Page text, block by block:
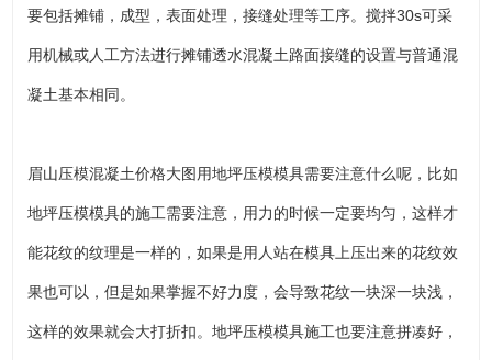
要包括摊铺，成型，表面处理，接缝处理等工序。搅拌30s可采
用机械或人工方法进行摊铺透水混凝土路面接缝的设置与普通混
凝土基本相同。
眉山压模混凝土价格大图用地坪压模模具需要注意什么呢，比如
地坪压模模具的施工需要注意，用力的时候一定要均匀，这样才
能花纹的纹理是一样的，如果是用人站在模具上压出来的花纹效
果也可以，但是如果掌握不好力度，会导致花纹一块深一块浅，
这样的效果就会大打折扣。地坪压模模具施工也要注意拼凑好，